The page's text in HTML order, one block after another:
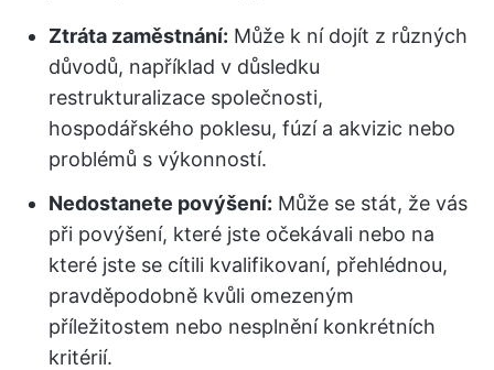
Ztráta zaměstnání: Může k ní dojít z různých
důvodů, například v důsledku
restrukturalizace společnosti,
hospodářského poklesu, fúzí a akvizic nebo
problémů s výkonností.
Nedostanete povýšení: Může se stát, že vás
při povýšení, které jste očekávali nebo na
které jste se cítili kvalifikovaní, přehlédnou,
pravděpodobně kvůli omezeným
příležitostem nebo nesplnění konkrétních
kritérií.